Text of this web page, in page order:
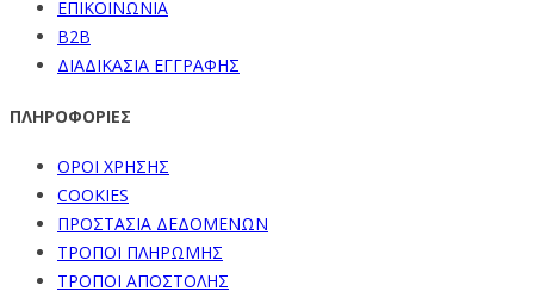
ΕΠΙΚΟΙΝΩΝΙΑ
B2B
ΔΙΑΔΙΚΑΣΙΑ ΕΓΓΡΑΦΗΣ
ΠΛΗΡΟΦΟΡΙΕΣ
ΟΡΟΙ ΧΡΗΣΗΣ
COOKIES
ΠΡΟΣΤΑΣΙΑ ΔΕΔΟΜΕΝΩΝ
ΤΡΟΠΟΙ ΠΛΗΡΩΜΗΣ
ΤΡΟΠΟΙ ΑΠΟΣΤΟΛΗΣ